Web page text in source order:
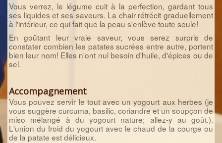
Vous verrez, le légume cuit à la perfection, gardant tous
ses liquides et ses saveurs. La chair rétrécit graduellement
à l'intérieur, ce qui fait que la peau s'enlève toute seule!
En goûtant leur vraie saveur, vous serez surpris de
constater combien les patates sucrées entre autre, portent
bien leur nom! Elles n'ont nul besoin d'huile, d'épices ou de
sel.
Accompagnement
Vous pouvez servir le tout avec un yogourt aux herbes (je
vous suggère curcuma, basilic, coriandre et un soupçon de
miso mélangé à du yogourt nature; allez-y au goût.).
L'union du froid du yogourt avec le chaud de la courge ou
de la patate est délicieux.